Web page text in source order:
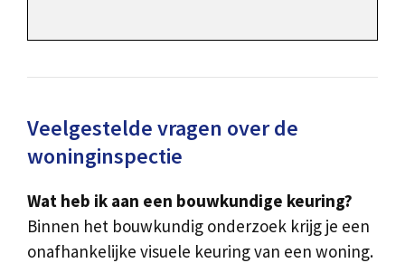
Veelgestelde vragen over de
woninginspectie
Wat heb ik aan een bouwkundige keuring?
Binnen het bouwkundig onderzoek krijg je een
onafhankelijke visuele keuring van een woning.